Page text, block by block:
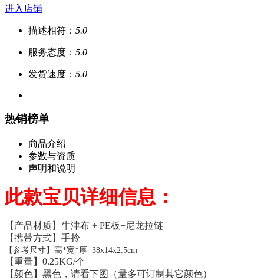
进入店铺
描述相符： 5.0
服务态度： 5.0
发货速度： 5.0
热销榜单
商品介绍
参数与资质
声明和说明
此款宝贝详细信息：
【产品材质】牛津布 + PE板+尼龙拉链
【携带方式】手拎
【参考尺寸】高*宽*厚=38x14x2.5cm
【重量】0.25KG/个
【颜色】黑色，请看下图（量多可订制其它颜色）